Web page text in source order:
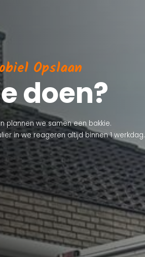
Opslaan
doen?
plannen we samen een bakkie.
in we reageren altijd binnen 1 werkdag.